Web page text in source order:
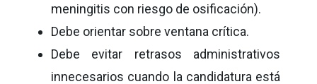
meningitis con riesgo de osificación).
Debe orientar sobre ventana crítica.
Debe evitar retrasos administrativos
innecesarios cuando la candidatura está